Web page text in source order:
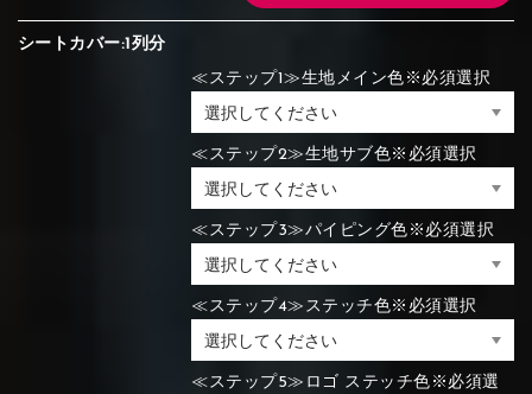
シートカバー:1列分
≪ステップ1≫生地メイン色※必須選択
≪ステップ2≫生地サブ色※必須選択
≪ステップ3≫パイピング色※必須選択
≪ステップ4≫ステッチ色※必須選択
≪ステップ5≫ロゴ ステッチ色※必須選